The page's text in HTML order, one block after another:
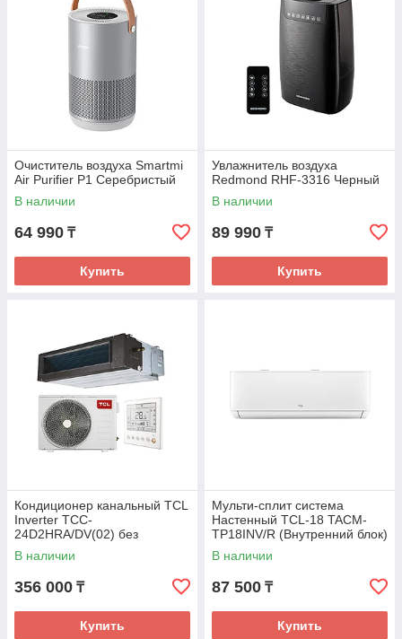
Очиститель воздуха Smartmi
Air Purifier P1 Серебристый
В наличии
64 990 ₸
Купить
Увлажнитель воздуха
Redmond RHF-3316 Черный
В наличии
89 990 ₸
Купить
Кондиционер канальный TCL
Inverter TCC-
24D2HRA/DV(02) без
соединительной
инсталляции Белый
В наличии
356 000 ₸
Купить
Мульти-сплит система
Настенный TCL-18 TACM-
TP18INV/R (Внутренний блок)
В наличии
87 500 ₸
Купить